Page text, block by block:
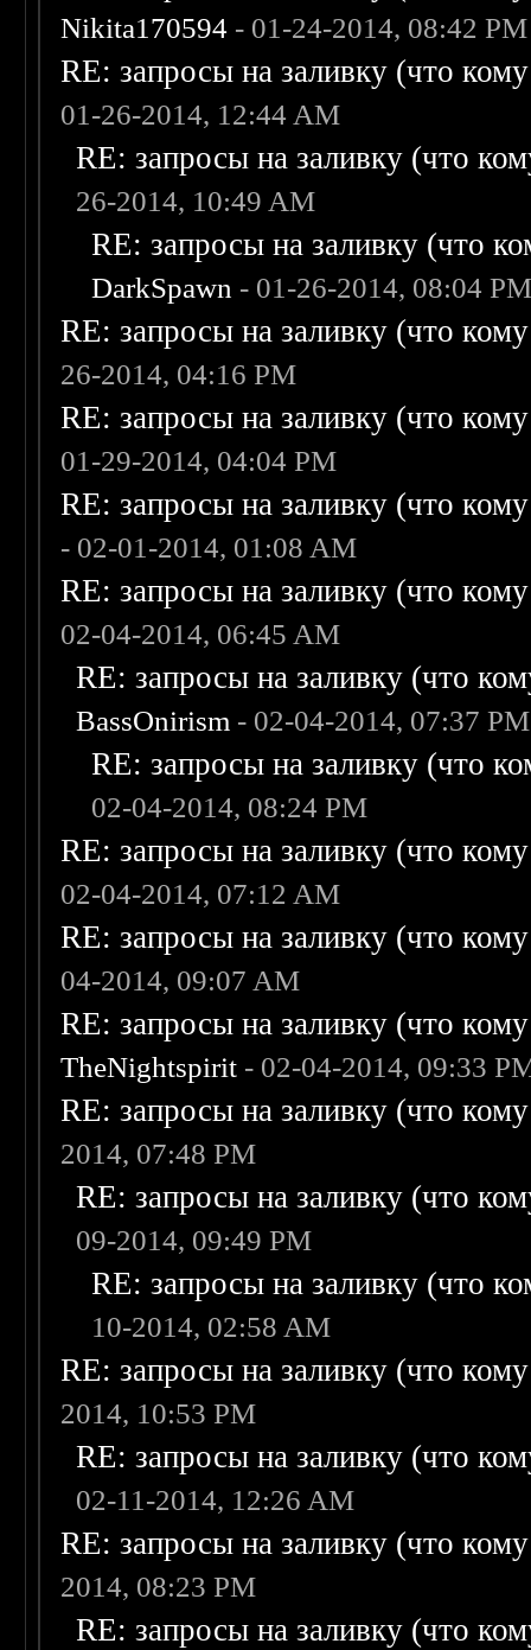
Nikita170594 - 01-24-2014, 08:42 PM
RE: запросы на заливку (что
01-26-2014, 12:44 AM
RE: запросы на заливку (что
26-2014, 10:49 AM
RE: запросы на заливку (что
DarkSpawn - 01-26-2014, 08:04
RE: запросы на заливку (что
26-2014, 04:16 PM
RE: запросы на заливку (что
01-29-2014, 04:04 PM
RE: запросы на заливку (что
- 02-01-2014, 01:08 AM
RE: запросы на заливку (что
02-04-2014, 06:45 AM
RE: запросы на заливку (что
BassOnirism - 02-04-2014, 07:37 PM
RE: запросы на заливку (что
02-04-2014, 08:24 PM
RE: запросы на заливку (что
02-04-2014, 07:12 AM
RE: запросы на заливку (что
04-2014, 09:07 AM
RE: запросы на заливку (что
TheNightspirit - 02-04-2014, 09:33
RE: запросы на заливку (что
2014, 07:48 PM
RE: запросы на заливку (что
09-2014, 09:49 PM
RE: запросы на заливку (что
10-2014, 02:58 AM
RE: запросы на заливку (что
2014, 10:53 PM
RE: запросы на заливку (что
02-11-2014, 12:26 AM
RE: запросы на заливку (что
2014, 08:23 PM
RE: запросы на заливку (что